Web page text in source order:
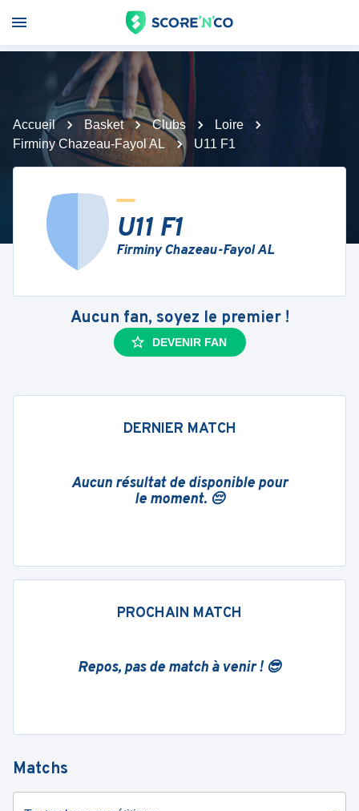
Accueil Basket Clubs
Loire
Firminy Chazeau-Fayol AL
U11 F1
U11 F1
Firminy Chazeau-Fayol AL
Aucun fan, soyez le premier !
DEVENIR FAN
DERNIER MATCH
Aucun résultat de disponible pour
le moment. 😔
PROCHAIN MATCH
Repos, pas de match à venir ! 😎
Matchs